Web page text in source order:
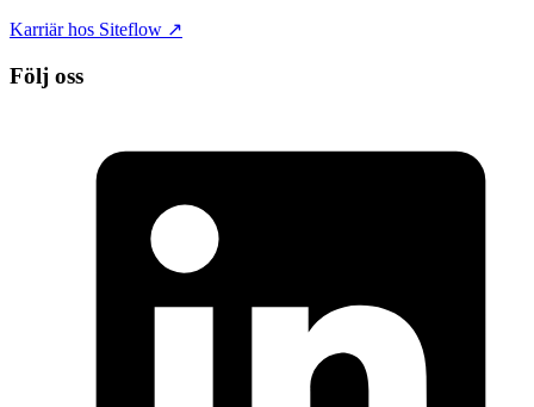
Karriär hos Siteflow ↗
Följ oss